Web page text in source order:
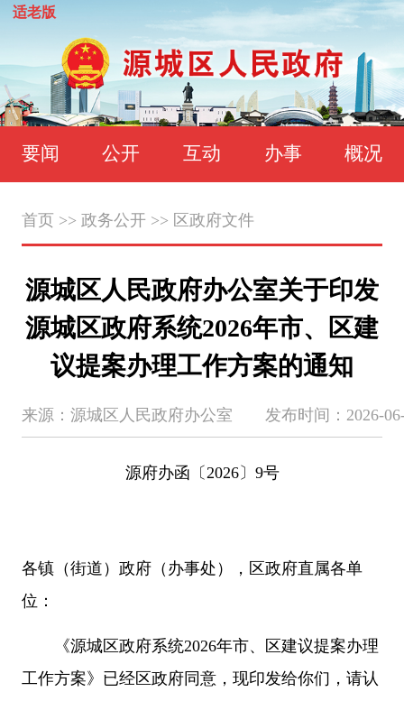
适老版
要闻 公开 互动 办事 概况
首页 >> 政务公开>> 区政府文件
源城区人民政府办公室关于印发
源城区政府系统2026年市、区建
议提案办理工作方案的通知
来源：源城区人民政府办公室 发布时间：2026-06-
源府办函〔2026〕9号
各镇（街道）政府（办事处），区政府直属各单
位：
《源城区政府系统2026年市、区建议提案办理
工作方案》已经区政府同意，现印发给你们，请认